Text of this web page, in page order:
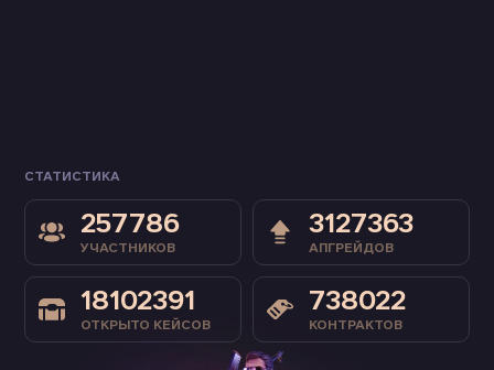
СТАТИСТИКА
257786
УЧАСТНИКОВ
3127363
АПГРЕЙДОВ
18102391
ОТКРЫТО КЕЙСОВ
738022
КОНТРАКТОВ